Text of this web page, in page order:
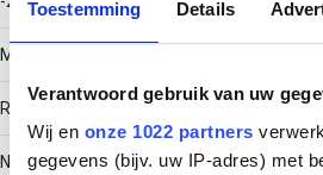
Toestemming Details
Verantwoord gebruik van uw
Wij en onze 1022 partners
gegevens (bijv. uw IP-adres) met
Materiaal
Roestvaststaal (RVS)
Nuttige doorsnede